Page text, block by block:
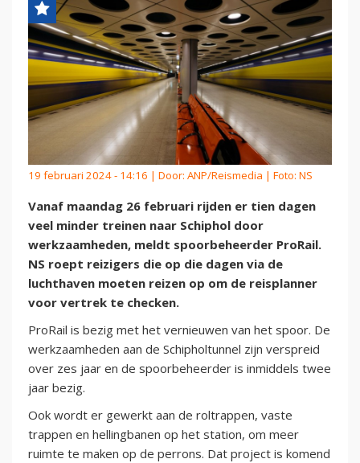
19 februari 2024 - 14:16 | Door: ANP/Reismedia | Foto: NS
Vanaf maandag 26 februari rijden er tien dagen
veel minder treinen naar Schiphol door
werkzaamheden, meldt spoorbeheerder ProRail.
NS roept reizigers die op die dagen via de
luchthaven moeten reizen op om de reisplanner
voor vertrek te checken.
ProRail is bezig met het vernieuwen van het spoor. De
werkzaamheden aan de Schipholtunnel zijn verspreid
over zes jaar en de spoorbeheerder is inmiddels twee
jaar bezig.
Ook wordt er gewerkt aan de roltrappen, vaste
trappen en hellingbanen op het station, om meer
ruimte te maken op de perrons. Dat project is komend